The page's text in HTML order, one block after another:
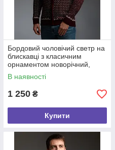
Бордовий чоловічий светр на
блискавці з класичним
орнаментом новорічний,
різдвяний светр на змійці
В наявності
1 250 ₴
Купити